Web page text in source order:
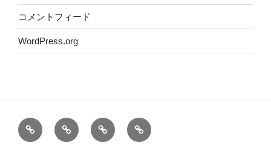
コメントフィード
WordPress.org
ホ
ー
運
営
サ
イ
プ
ラ